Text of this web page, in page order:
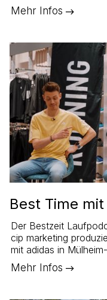
Mehr Infos
Best Time
Der Bestzeit
cip marketing
mit adidas in
Mehr Infos